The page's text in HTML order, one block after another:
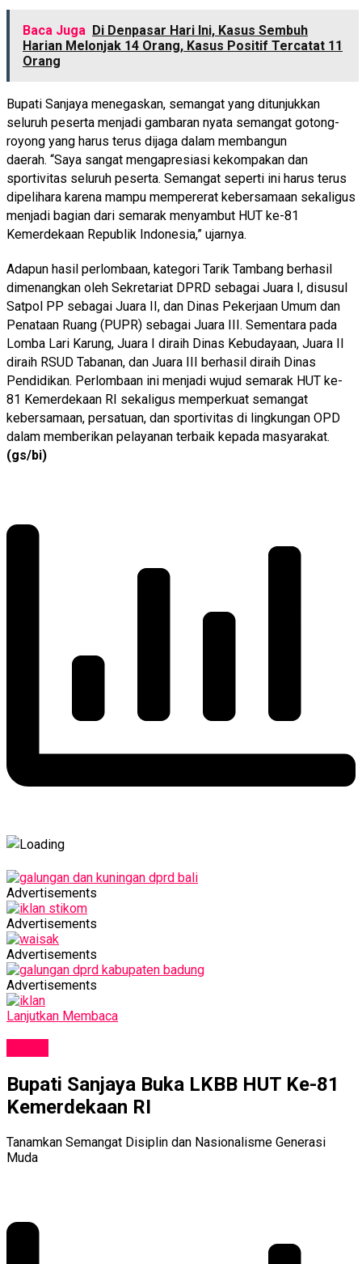
Baca Juga Di Denpasar Hari Ini, Kasus Sembuh
Harian Melonjak 14 Orang, Kasus Positif Tercatat 11
Orang
Bupati Sanjaya menegaskan, semangat yang ditunjukkan
seluruh peserta menjadi gambaran nyata semangat gotong-
royong yang harus terus dijaga dalam membangun
daerah. “Saya sangat mengapresiasi kekompakan dan
sportivitas seluruh peserta. Semangat seperti ini harus terus
dipelihara karena mampu mempererat kebersamaan sekaligus
menjadi bagian dari semarak menyambut HUT ke-81
Kemerdekaan Republik Indonesia,” ujarnya.
Adapun hasil perlombaan, kategori Tarik Tambang berhasil
dimenangkan oleh Sekretariat DPRD sebagai Juara I, disusul
Satpol PP sebagai Juara II, dan Dinas Pekerjaan Umum dan
Penataan Ruang (PUPR) sebagai Juara III. Sementara pada
Lomba Lari Karung, Juara I diraih Dinas Kebudayaan, Juara II
diraih RSUD Tabanan, dan Juara III berhasil diraih Dinas
Pendidikan. Perlombaan ini menjadi wujud semarak HUT ke-
81 Kemerdekaan RI sekaligus memperkuat semangat
kebersamaan, persatuan, dan sportivitas di lingkungan OPD
dalam memberikan pelayanan terbaik kepada masyarakat.
(gs/bi)
Advertisements
Advertisements
Advertisements
Advertisements
Lanjutkan Membaca
Bupati Sanjaya Buka LKBB HUT Ke-81
Kemerdekaan RI
Tanamkan Semangat Disiplin dan Nasionalisme Generasi
Muda